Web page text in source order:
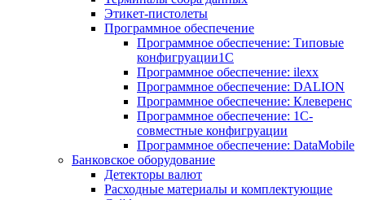
Этикет-пистолеты
Программное обеспечение
Программное обеспечение: Типовые
конфигруации1С
Программное обеспечение: ilexx
Программное обеспечение: DALION
Программное обеспечение: Клеверенс
Программное обеспечение: 1С-
совместные конфигруации
Программное обеспечение: DataMobile
Банковское оборудование
Детекторы валют
Расходные материалы и комплектующие